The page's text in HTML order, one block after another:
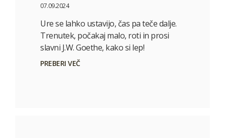
07.09.2024
Ure se lahko ustavijo, čas pa teče dalje.
Trenutek, počakaj malo, roti in prosi
slavni J.W. Goethe, kako si lep!
PREBERI VEČ